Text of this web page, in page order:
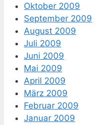
Oktober 2009
September 2009
August 2009
Juli 2009
Juni 2009
Mai 2009
April 2009
März 2009
Februar 2009
Januar 2009